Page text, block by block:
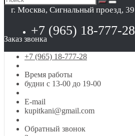
г. Москва, Сигнальный проезд, 39
+7 (965) 18-777-28
Заказ звонка
+7 (965) 18-777-28
Время работы
будни с 13-00 до 19-00
E-mail
kupitkani@gmail.com
Обратный звонок